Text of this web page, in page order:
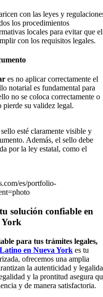
con las leyes y
los procedimientos
locales para evitar que el
con los requisitos legales.
es no aplicar correctamente el
notarial es fundamental para
no se coloca correctamente o
pierde su validez legal.
esté claramente visible y
Además, el sello debe
por la ley estatal, como el
es/portfolio-
solución confiable en
York
para tus trámites legales,
en Nueva York es tu
ofrecemos una amplia
la autenticidad y
y la prontitud asegura
y de manera satisfactoria.